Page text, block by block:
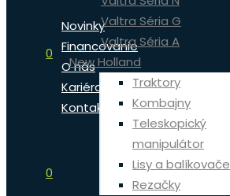
0
Novinky
Financovanie
O nás
Kariéra
Kontakt
0
Valtra Séria G
Valtra Séria A
New Holland
Traktory
Kombajny
Teleskopický
manipulátor
Lisy a balíkovače
Rezačky